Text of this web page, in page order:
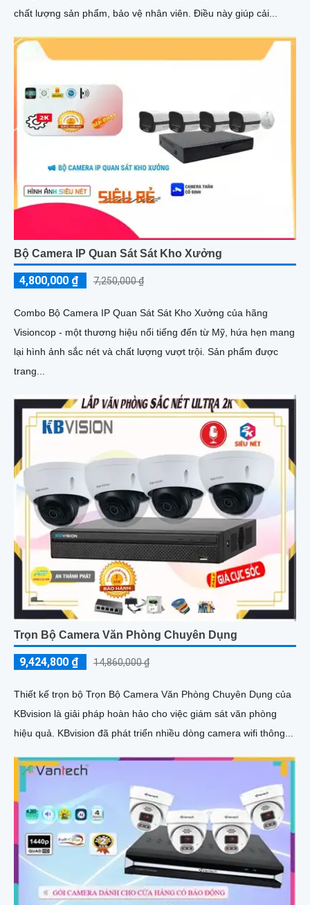
chất lượng sản phẩm, bảo vệ nhân viên. Điều này giúp cải...
Bộ Camera IP Quan Sát Sát Kho Xưởng
4,800,000 ₫ 7,250,000 ₫
Combo Bộ Camera IP Quan Sát Sát Kho Xưởng của hãng
Visioncop - một thương hiệu nổi tiếng đến từ Mỹ, hứa hẹn mang
lại hình ảnh sắc nét và chất lượng vượt trội. Sản phẩm được
trang...
Trọn Bộ Camera Văn Phòng Chuyên Dụng
9,424,800 ₫ 14,860,000 ₫
Thiết kế trọn bộ Trọn Bộ Camera Văn Phòng Chuyên Dụng của
KBvision là giải pháp hoàn hảo cho việc giám sát văn phòng
hiệu quả. KBvision đã phát triển nhiều dòng camera wifi thông...